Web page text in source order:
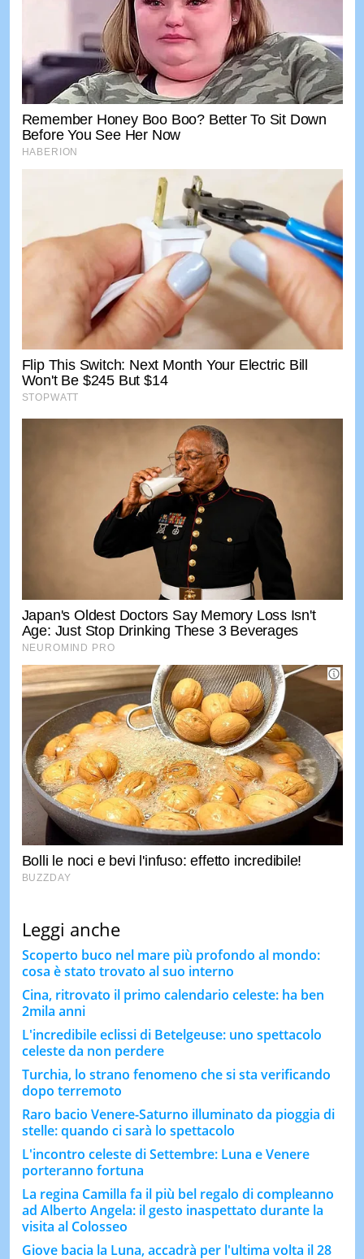
Leggi anche
Scoperto buco nel mare più profondo al mondo:
cosa è stato trovato al suo interno
Cina, ritrovato il primo calendario celeste: ha ben
2mila anni
L'incredibile eclissi di Betelgeuse: uno spettacolo
celeste da non perdere
Turchia, lo strano fenomeno che si sta verificando
dopo terremoto
Raro bacio Venere-Saturno illuminato da pioggia di
stelle: quando ci sarà lo spettacolo
L'incontro celeste di Settembre: Luna e Venere
porteranno fortuna
La regina Camilla fa il più bel regalo di compleanno
ad Alberto Angela: il gesto inaspettato durante la
visita al Colosseo
Giove bacia la Luna, accadrà per l'ultima volta il 28